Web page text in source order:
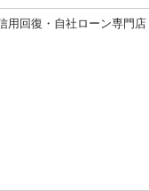
用回復・自社ローン専門店